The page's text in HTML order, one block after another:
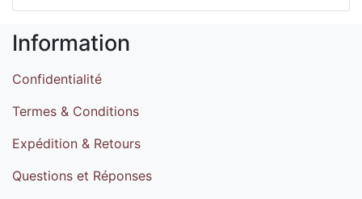
Information
Confidentialité
Termes & Conditions
Expédition & Retours
Questions et Réponses